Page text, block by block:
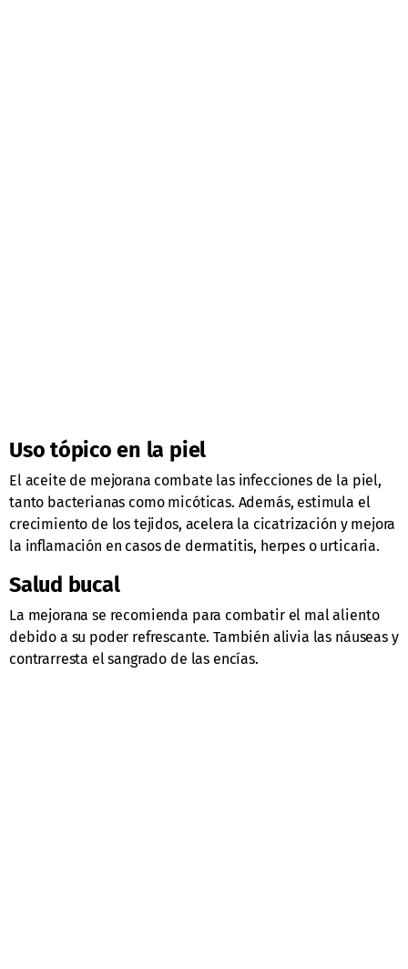
Uso tópico en la piel
El aceite de mejorana combate las infecciones de la piel,
tanto bacterianas como micóticas. Además, estimula el
crecimiento de los tejidos, acelera la cicatrización y mejora
la inflamación en casos de dermatitis, herpes o urticaria.
Salud bucal
La mejorana se recomienda para combatir el mal aliento
debido a su poder refrescante. También alivia las náuseas y
contrarresta el sangrado de las encías.